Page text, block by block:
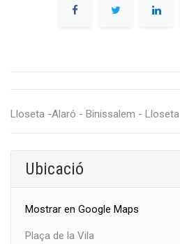
Lloseta -Alaró - Binissalem - Lloseta
Ubicació
Mostrar en Google Maps
Plaça de la Vila